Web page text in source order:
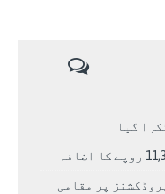
گیا
پر مقامی